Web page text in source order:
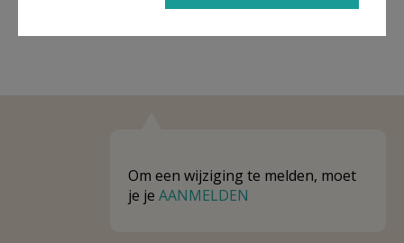
Om een wijziging te melden, moet
je je AANMELDEN